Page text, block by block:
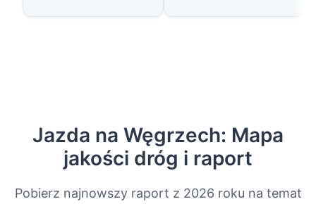
Jazda na Węgrzech: Mapa
jakości dróg i raport
Pobierz najnowszy raport z 2026 roku na temat